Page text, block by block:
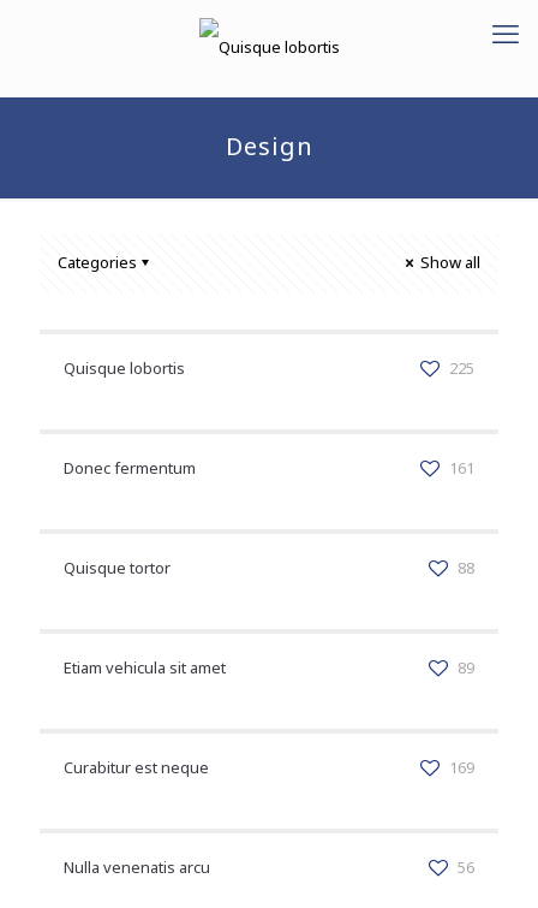
Design
Categories Show all
Quisque lobortis 225
Donec fermentum 161
Quisque tortor 88
Etiam vehicula sit amet 89
Curabitur est neque 169
Nulla venenatis arcu 56